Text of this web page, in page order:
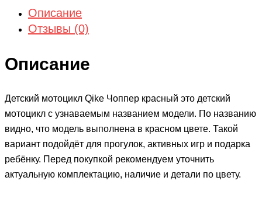
Описание
Отзывы (0)
Описание
Детский мотоцикл Qike Чоппер красный это детский
мотоцикл с узнаваемым названием модели. По названию
видно, что модель выполнена в красном цвете. Такой
вариант подойдёт для прогулок, активных игр и подарка
ребёнку. Перед покупкой рекомендуем уточнить
актуальную комплектацию, наличие и детали по цвету.